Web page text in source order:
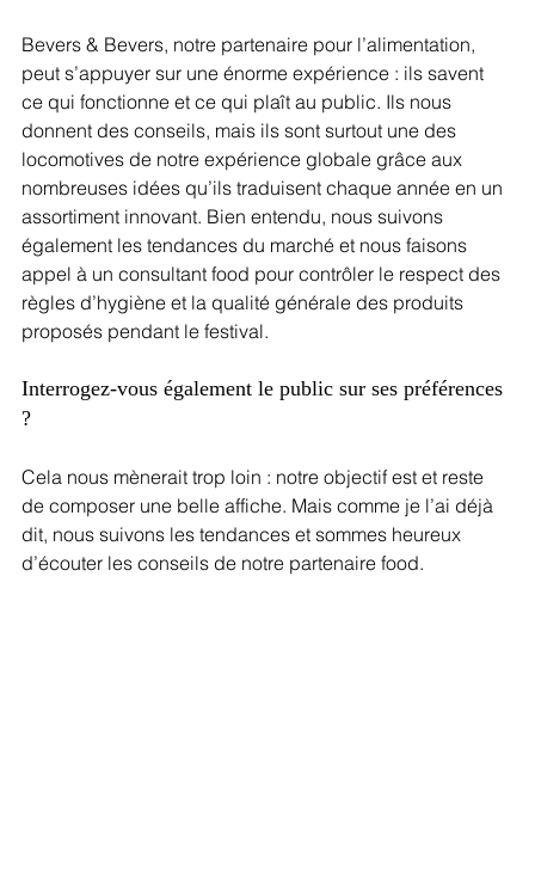
Bevers & Bevers, notre partenaire pour l’alimentation,
peut s’appuyer sur une énorme expérience : ils savent
ce qui fonctionne et ce qui plaît au public. Ils nous
donnent des conseils, mais ils sont surtout une des
locomotives de notre expérience globale grâce aux
nombreuses idées qu’ils traduisent chaque année en un
assortiment innovant. Bien entendu, nous suivons
également les tendances du marché et nous faisons
appel à un consultant food pour contrôler le respect des
règles d’hygiène et la qualité générale des produits
proposés pendant le festival.
Interrogez-vous également le public sur ses préférences
?
Cela nous mènerait trop loin : notre objectif est et reste
de composer une belle affiche. Mais comme je l’ai déjà
dit, nous suivons les tendances et sommes heureux
d’écouter les conseils de notre partenaire food.